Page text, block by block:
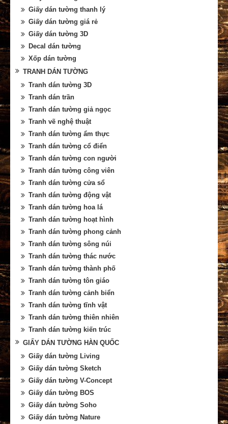
Giấy dán tường thanh lý
Giấy dán tường giá rẻ
Giấy dán tường 3D
Decal dán tường
Xốp dán tường
TRANH DÁN TƯỜNG
Tranh dán tường 3D
Tranh dán trần
Tranh dán tường giả ngọc
Tranh vẽ nghệ thuật
Tranh dán tường ẩm thực
Tranh dán tường cổ điển
Tranh dán tường con người
Tranh dán tường công viên
Tranh dán tường cửa sổ
Tranh dán tường động vật
Tranh dán tường hoa lá
Tranh dán tường hoạt hình
Tranh dán tường phong cảnh
Tranh dán tường sông núi
Tranh dán tường thác nước
Tranh dán tường thành phố
Tranh dán tường tôn giáo
Tranh dán tường cảnh biển
Tranh dán tường tĩnh vật
Tranh dán tường thiên nhiên
Tranh dán tường kiến trúc
GIẤY DÁN TƯỜNG HÀN QUỐC
Giấy dán tường Living
Giấy dán tường Sketch
Giấy dán tường V-Concept
Giấy dán tường BOS
Giấy dán tường Soho
Giấy dán tường Nature